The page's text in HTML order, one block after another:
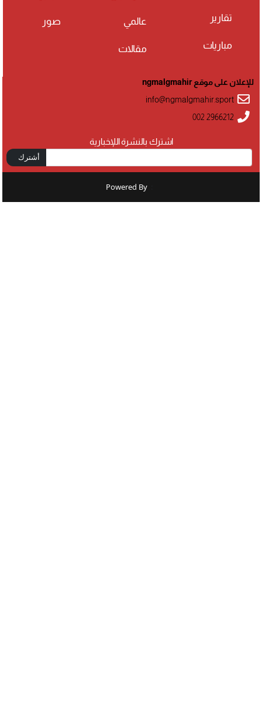
تقارير
مباريات
عالمي
مقالات
صور
اشترك بالنشرة اللإخبارية
أشترك
للإعلان على موقع ngmalgmahir
info@ngmalgmahir.sport
002 2966212
Powered By